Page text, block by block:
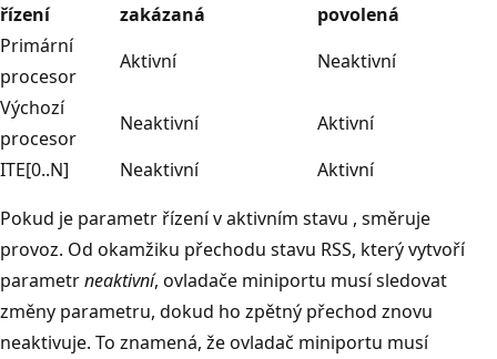
řízení
zakázaná
povolená
Primární
procesor
Aktivní
Neaktivní
Výchozí
procesor
Neaktivní
Aktivní
ITE[0..N]
Neaktivní
Aktivní
Pokud je parametr řízení v aktivním stavu , směruje
provoz. Od okamžiku přechodu stavu RSS, který vytvoří
parametrneaktivní, ovladače miniportu musí sledovat
změny parametru, dokud ho zpětný přechod znovu
neaktivuje. To znamená, že ovladač miniportu musí